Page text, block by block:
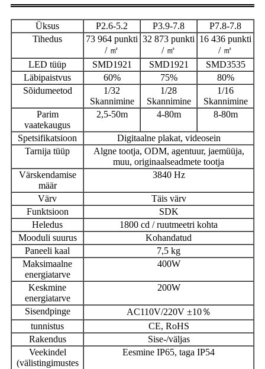
Üksus P2.6-5.2 P3.9-7.8
P7.8-7.8
Tihedus
73 964 punkti
/ ㎡
32 873 punkti
/ ㎡
16 436 punkti
/ ㎡
LED tüüp
SMD1921 SMD1921
SMD3535
Läbipaistvus
60% 75%
80%
Sõidumeetod
1/32
Skannimine
1/28
Skannimine
1/16
Skannimine
Parim
vaatekaugus
2,5-50m 4-80m 8-80m
Spetsifikatsioon
Digitaalne plakat, videosein
Tarnija tüüp
Algne tootja, ODM, agentuur, jaemüüja,
muu, originaalseadmete tootja
Värskendamise
määr
3840 Hz
Värv
Täis värv
Funktsioon
SDK
Heledus
1800 cd / ruutmeetri kohta
Mooduli suurus
Kohandatud
Paneeli kaal
7,5 kg
Maksimaalne
energiatarve
400W
Keskmine
energiatarve
200W
Sisendpinge
AC110V/220V ±10％
tunnistus
CE, RoHS
Rakendus
Sise-/väljas
Veekindel
(välistingimustes
Eesmine IP65, taga IP54